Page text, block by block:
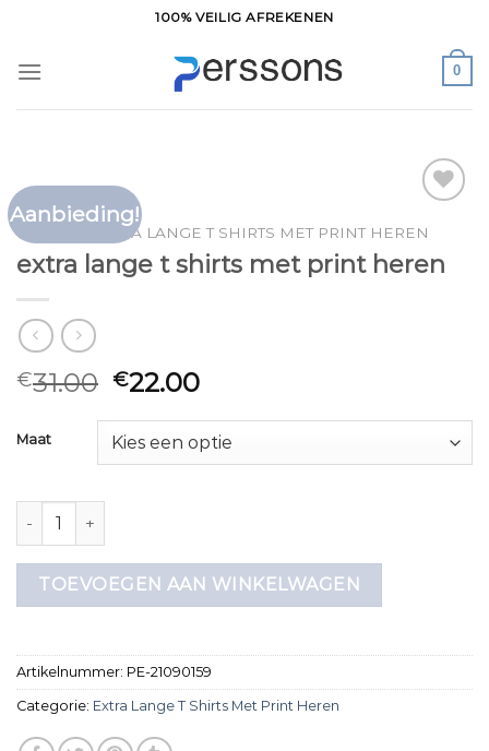
inhoud
100% VEILIG AFREKENEN
0
Aanbieding!
aan
verlanglijst
HOME EXTRA LANGE T SHIRTS MET PRINT HEREN
extra lange t shirts met print heren
€31.00 €22.00
Maat
extra lange t shirts met print heren aantal
TOEVOEGEN AAN WINKELWAGEN
Artikelnummer: PE-21090159
Categorie: Extra Lange T Shirts Met Print Heren